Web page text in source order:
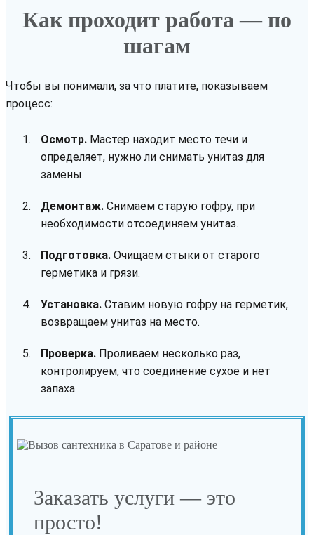
Как проходит работа — по
шагам
Чтобы вы понимали, за что платите, показываем
процесс:
Осмотр. Мастер находит место течи и
определяет, нужно ли снимать унитаз для
замены.
Демонтаж. Снимаем старую гофру, при
необходимости отсоединяем унитаз.
Подготовка. Очищаем стыки от старого
герметика и грязи.
Установка. Ставим новую гофру на герметик,
возвращаем унитаз на место.
Проверка. Проливаем несколько раз,
контролируем, что соединение сухое и нет
запаха.
Заказать услуги — это
просто!